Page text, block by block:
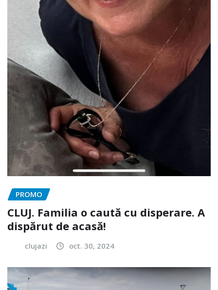
PROMO
CLUJ. Familia o caută cu disperare. A
dispărut de acasă!
clujazi oct. 30, 2024